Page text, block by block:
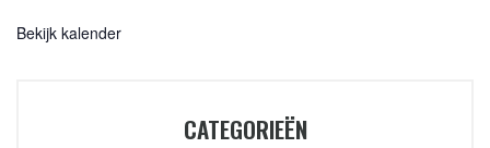
Bekijk kalender
CATEGORIEËN